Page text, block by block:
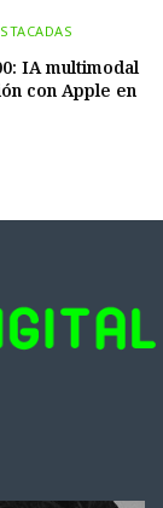
IA multimodal
con Apple en